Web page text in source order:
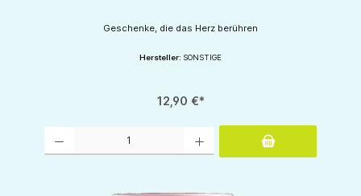
Geschenke, die das Herz berühren
Hersteller: SONSTIGE
12,90 €*